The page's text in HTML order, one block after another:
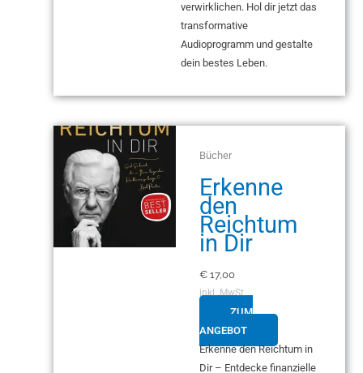
verwirklichen. Hol dir jetzt das
transformative
Audioprogramm und gestalte
dein bestes Leben.
Bücher
Erkenne
den
Reichtum
in Dir
€17,00
inkl. MwSt.
ZUM
ANGEBOT
Erkenne den Reichtum in
Dir – Entdecke finanzielle